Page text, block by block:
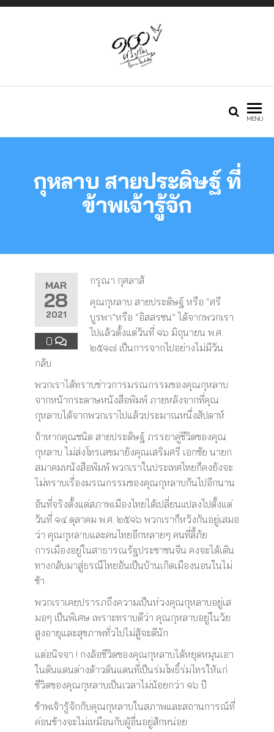
– Free Demos
MENU
กุหลาบ สายประดิษฐ์ ที่
ข้าพเจ้ารู้จัก
MAR
28
2021
0
กรุณา กุศลาสั
คุณกุหลาบ สายประดิษฐ์ หรือ “ศรี
บูรพา”หรือ “อิสสรชน” ได้จากพวกเรา
ไปแล้วตั้งแต่วันที่ ๑๖ มิถุนายน พ.ศ.
๒๕๑๗ เป็นการจากไปอย่างไม่มีวัน
กลับ
พวกเราได้ทราบข่าวการมรณกรรมของคุณกุหลาบ
จากหน้ากระดาษหนังสือพิมพ์ ภายหลังจากที่คุณ
กุหลาบได้จากพวกเราไปแล้วประมาณหนึ่งสัปดาห์
ถ้าหากคุณชนิด สายประดิษฐ์ ภรรยาคู่ชีวิตของคุณ
กุหลาบ ไม่ส่งโทรเลขมายังคุณเสริมศรี เอกชัย นายก
สมาคมหนังสือพิมพ์ พวกเราในประเทศไทยก็คงยังจะ
ไม่ทราบเรื่องมรณกรรมของคุณกุหลาบกันไปอีกนาน
อันที่จริงตั้งแต่สภาพเมืองไทยได้เปลี่ยนแปลงไปตั้งแต่
วันที่ ๑๔ ตุลาคม พ.ศ. ๒๕๑๖ พวกเราก็หวังกันอยู่เสมอ
ว่า คุณกุหลาบและคนไทยอีกหลายๆ คนที่ลี้ภัย
การเมืองอยู่ในสาธารณรัฐประชาชนจีน คงจะได้เดิน
ทางกลับมาสู่ธรณีไทยอันเป็นบ้านเกิดเมืองนอนในไม่
ช้า
พวกเราเคยปรารภถึงความเป็นห่วงคุณกุหลาบอยู่เส
มอๆ เป็นพิเศษ เพราะทราบดีว่า คุณกุหลาบอยู่ในวัย
สูงอายุและสุขภาพทั่วไปไม่สู้จะดีนัก
แต่อนิจจา ! กงล้อชีวิตของคุณกุหลาบได้หยุดหมุนเอา
ในดินแดนต่างด้าวดินแดนที่เป็นร่มโพธิ์ร่มไทรให้แก่
ชีวิตของคุณกุหลาบเป็นเวลาไม่น้อยกว่า ๑๖ ปี
ข้าพเจ้ารู้จักกับคุณกุหลาบในสภาพและสถานการณ์ที่
ค่อนข้างจะไม่เหมือนกับผู้อื่นอยู่สักหน่อย